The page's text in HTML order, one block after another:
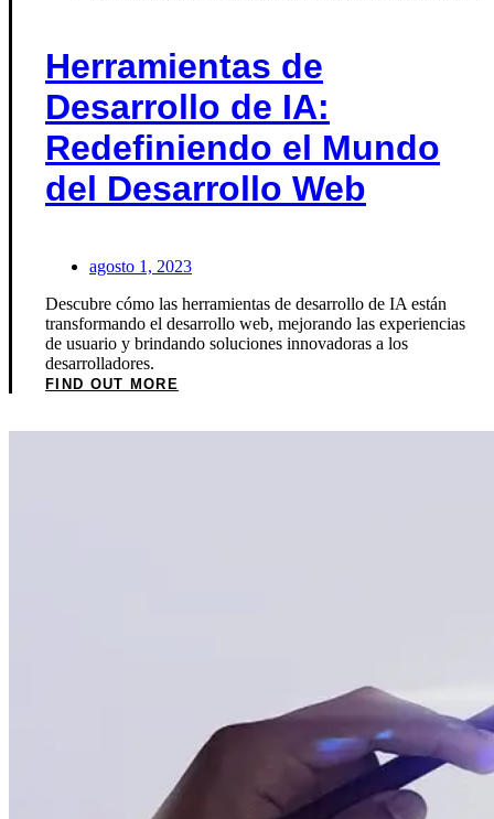
Herramientas de
Desarrollo de IA:
Redefiniendo el Mundo
del Desarrollo Web
agosto 1, 2023
Descubre cómo las herramientas de desarrollo de IA están
transformando el desarrollo web, mejorando las experiencias
de usuario y brindando soluciones innovadoras a los
desarrolladores.
FIND OUT MORE